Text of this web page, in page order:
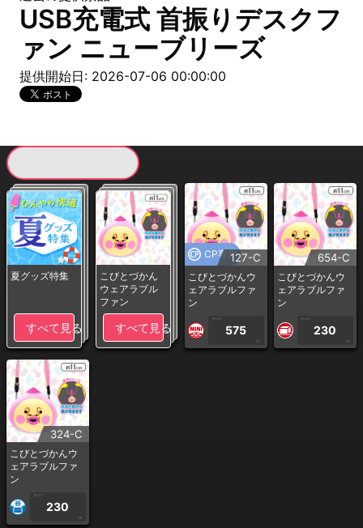
USB充電式 首振りデスクフ
ァン ニューブリーズ
提供開始日: 2026-07-06 00:00:00
夏グッズ特集
すべて見る
こびとづかん
ウェアラブル
ファン
すべて見る
CP専用127-C
こびとづかんウ
ェアラブルファ
ン
1PLAY
575
CP
654-C
こびとづかんウ
ェアラブルファ
ン
1PLAY
230
CP
324-C
こびとづかんウ
ェアラブルファ
ン
1PLAY
230
CP